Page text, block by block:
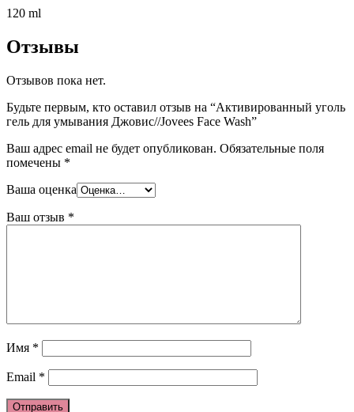
120 ml
Отзывы
Отзывов пока нет.
Будьте первым, кто оставил отзыв на “Активированный уголь
гель для умывания Джовис//Jovees Face Wash”
Ваш адрес email не будет опубликован. Обязательные поля
помечены *
Ваша оценка
Ваш отзыв *
Имя *
Email *